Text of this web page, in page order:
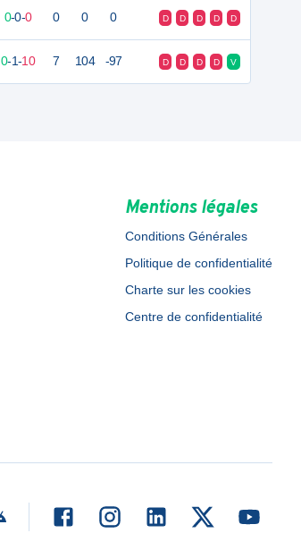
0-0-0 0 0 0 D D D D D
0-1-10 7 104 -97 D D D D V
Mentions légales
Conditions Générales
Politique de confidentialité
Charte sur les cookies
Centre de confidentialité